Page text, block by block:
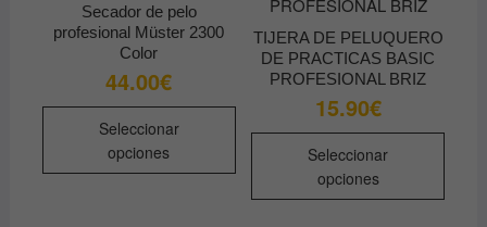
Secador de pelo
profesional Müster 2300
Color
44.00€
Seleccionar
opciones
Este
producto
TIJERA DE PELUQUERO
DE PRACTICAS BASIC
PROFESIONAL BRIZ
15.90€
Seleccionar
opciones
Este